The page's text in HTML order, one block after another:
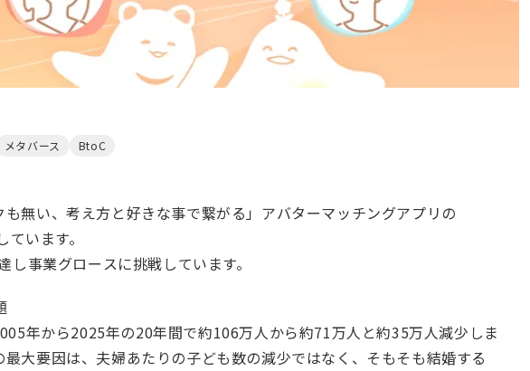
メタバース BtoC
も無い、考え方と好きな事で繋がる」アバターマッチングアプリの
います。
し事業グロースに挑戦しています。
年から2025年の20年間で約106万人から約71万人と約35万人減少しま
最大要因は、夫婦あたりの子ども数の減少ではなく、そもそも結婚する